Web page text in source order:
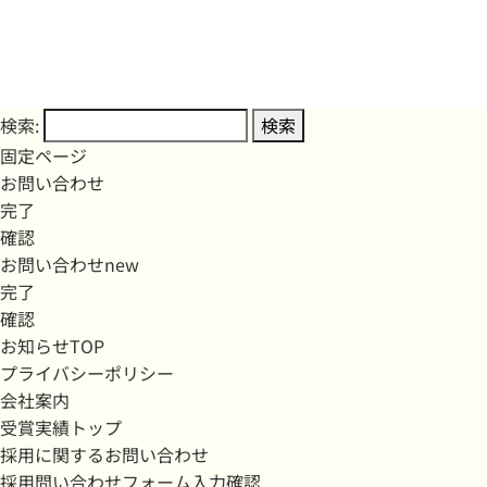
検索:
固定ページ
お問い合わせ
完了
確認
お問い合わせnew
完了
確認
お知らせTOP
プライバシーポリシー
会社案内
受賞実績トップ
採用に関するお問い合わせ
採用問い合わせフォーム入力確認